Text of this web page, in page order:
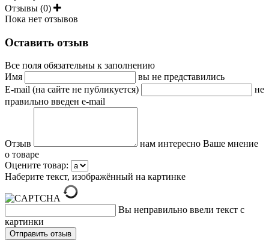
Отзывы (0)
Пока нет отзывов
Оставить отзыв
Все поля обязательны к заполнению
Имя
вы не представились
E-mail (на сайте не публикуется)
не
правильно введен e-mail
Отзыв
нам интересно Ваше мнение
о товаре
Оцените товар:
Наберите текст, изображённый на картинке
Вы неправильно ввели текст с
картинки